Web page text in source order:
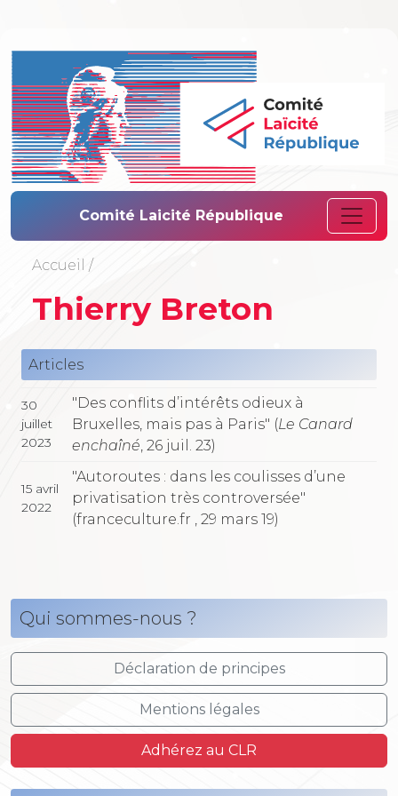
Comité Laïcité
Comité Laicité République
Accueil /
Thierry Breton
Articles
30
juillet
2023
"Des conflits d’intérêts odieux à
Bruxelles, mais pas à Paris" (Le Canard
enchaîné , 26 juil. 23)
15 avril
2022
"Autoroutes : dans les coulisses d’une
privatisation très controversée"
(franceculture.fr , 29 mars 19)
Qui sommes-nous ?
Déclaration de principes
Mentions légales
Adhérez au CLR